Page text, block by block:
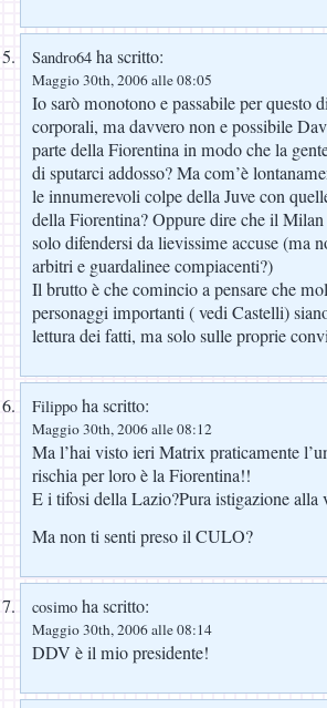
Sandro64 ha scritto:
Maggio 30th, 2006 alle 08:05
Io sarò monotono e passabile per questo
corporali, ma davvero non e possibile
parte della Fiorentina in modo che la
di sputarci addosso? Ma com’è
le innumerevoli colpe della Juve con
della Fiorentina? Oppure dire che il
solo difendersi da lievissime accuse (ma
arbitri e guardalinee compiacenti?)
Il brutto è che comincio a pensare che
personaggi importanti ( vedi Castelli)
lettura dei fatti, ma solo sulle proprie
Filippo ha scritto:
Maggio 30th, 2006 alle 08:12
Ma l’hai visto ieri Matrix praticamente
rischia per loro è la Fiorentina!!
E i tifosi della Lazio?Pura istigazione alla
Ma non ti senti preso il CULO?
cosimo ha scritto:
Maggio 30th, 2006 alle 08:14
DDV è il mio presidente!